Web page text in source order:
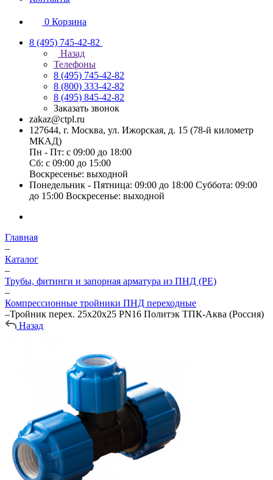
0 Корзина
8 (495) 745-42-82
Назад
Телефоны
8 (495) 745-42-82
8 (800) 333-42-82
8 (495) 845-42-82
Заказать звонок
zakaz@ctpl.ru
127644, г. Москва, ул. Ижорская, д. 15 (78-й километр
МКАД)
Пн - Пт: с 09:00 до 18:00
Сб: с 09:00 до 15:00
Воскресенье: выходной
Понедельник - Пятница: 09:00 до 18:00 Суббота: 09:00
до 15:00 Воскресенье: выходной
Главная
–
Каталог
–
Трубы, фитинги и запорная арматура из ПНД (PE)
–
Компрессионные тройники ПНД переходные
–Тройник перех. 25х20х25 PN16 Политэк ТПК-Аква (Россия)
Назад